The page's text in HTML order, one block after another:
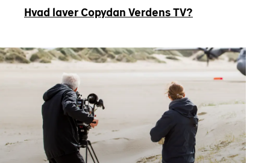
Hvad laver Copydan Verdens TV?